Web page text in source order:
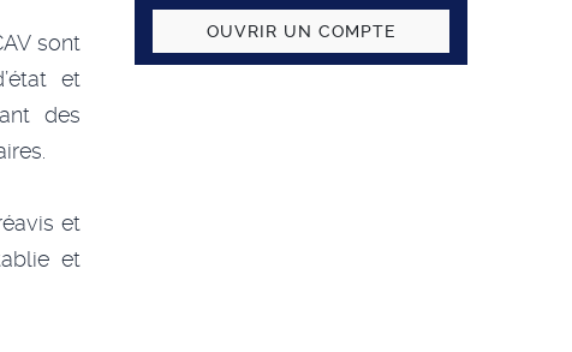
sont
et
des
et
et
OUVRIR UN COMPTE